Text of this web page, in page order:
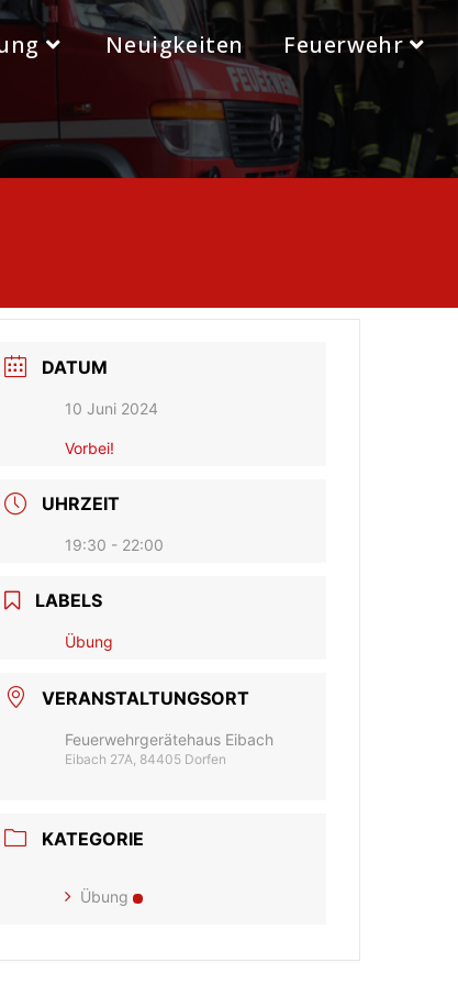
Neuigkeiten Feuerwehr
DATUM
10 Juni 2024
Vorbei!
UHRZEIT
19:30 - 22:00
LABELS
Übung
VERANSTALTUNGSORT
Feuerwehrgerätehaus Eibach
Eibach 27A, 84405 Dorfen
KATEGORIE
Übung